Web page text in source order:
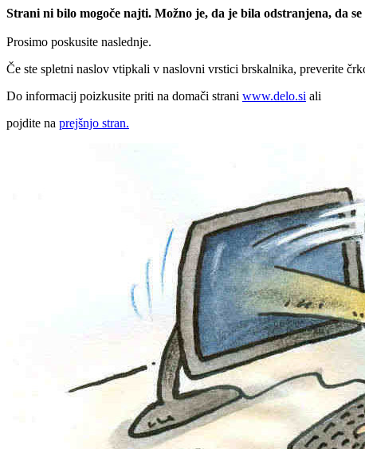
Strani ni bilo mogoče najti. Možno je, da je bila odstranjena, da
Prosimo poskusite naslednje.
Če ste spletni naslov vtipkali v naslovni vrstici brskalnika, preverite
Do informacij poizkusite priti na domači strani www.delo.si ali
pojdite na prejšnjo stran.